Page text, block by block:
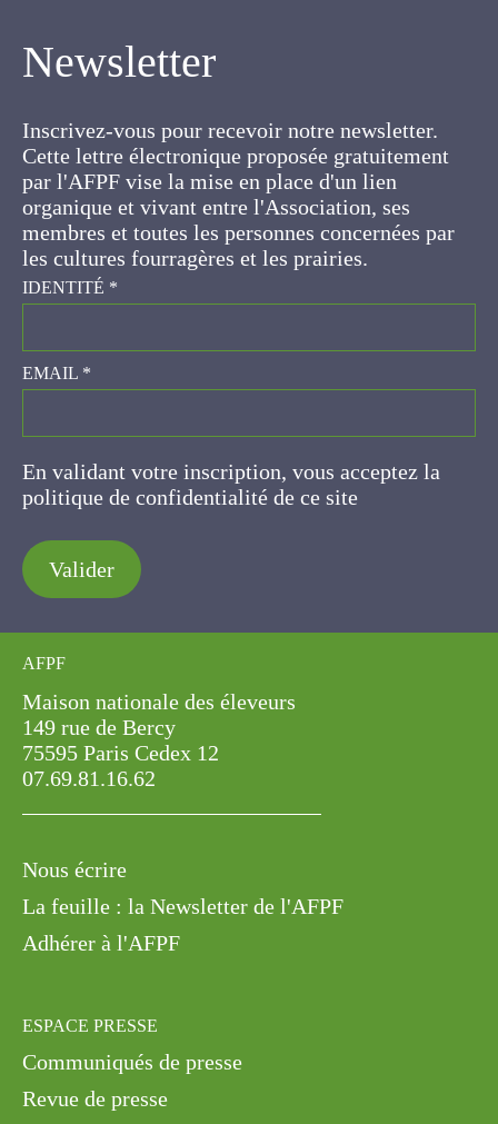
Newsletter
Cette lettre électronique proposée
gratuitement par l'AFPF vise la mise en place
d'un lien organique et vivant entre l'Association,
ses membres et toutes les personnes
concernées par les cultures fourragères et les
prairies.
IDENTITÉ*
EMAIL*
En validant votre inscription, vous acceptez la
politique de confidentialité de ce site
Valider
AFPF
Maison nationale des éleveurs
149 rue de Bercy
75595 Paris Cedex 12
07.69.81.16.62
Nous écrire
La feuille : la Newsletter de l'AFPF
Adhérer à l'AFPF
ESPACE PRESSE
Communiqués de presse
Revue de presse